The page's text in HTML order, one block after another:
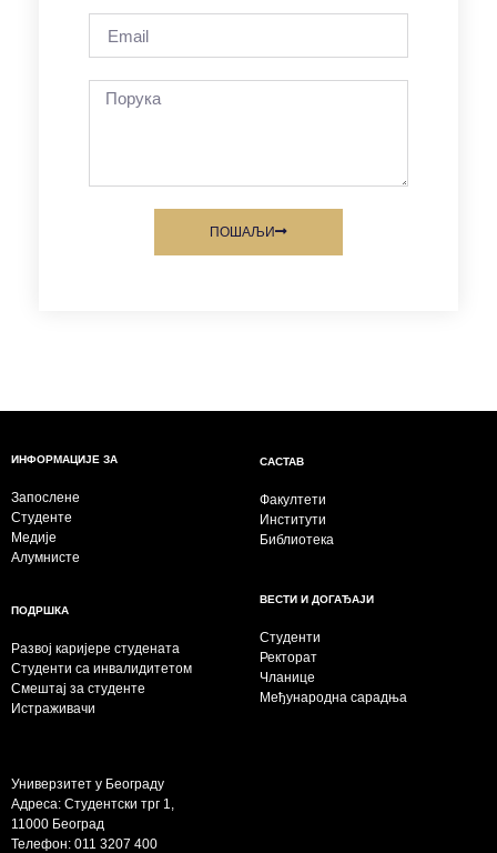
ПОШАЉИ
ИНФОРМАЦИЈЕ ЗА
Запослене
Студенте
Медије
Алумнисте
САСТАВ
Факултети
Институти
Библиотека
ПОДРШКА
Развој каријере студената
Студенти са инвалидитетом
Смештај за студенте
Истраживачи
ВЕСТИ И ДОГАЂАЈИ
Студенти
Ректорат
Чланице
Међународна сарадња
Универзитет у Београду
Адреса: Студентски трг 1,
11000 Београд
Телефон: 011 3207 400